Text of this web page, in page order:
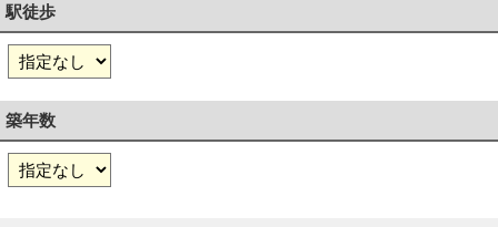
駅徒歩
築年数